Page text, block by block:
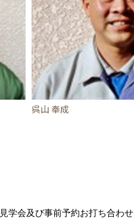
呉山 奉成
学会及び事前予約お打ち合わせ